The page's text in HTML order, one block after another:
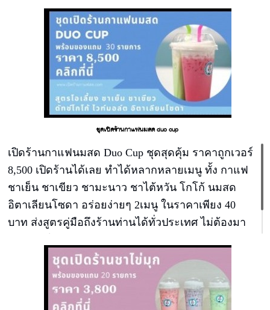
ไม่ต้องเปลืองแก๊ส
ชุดเปิดร้านกาแฟนมสด duo cup
เปิดร้านกาแฟนมสด Duo Cup ชุดสุดคุ้ม ราคาถูกเวอร์
8,500 เปิดร้านได้เลย ทำได้หลากหลายเมนู ทั้ง กาแฟ
ชาเย็น ชาเขียว ชามะนาว ชาไต้หวัน โกโก้ นมสด
อิตาเลียนโซดา อร่อยง่ายๆ 2เมนู ในราคาเพียง 40
บาท ส่งสูตรคู่มือถึงร้านท่านได้ทั่วประเทศ ไม่ต้องมา